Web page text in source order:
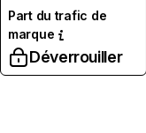
Part du trafic de
marque
Déverrouiller